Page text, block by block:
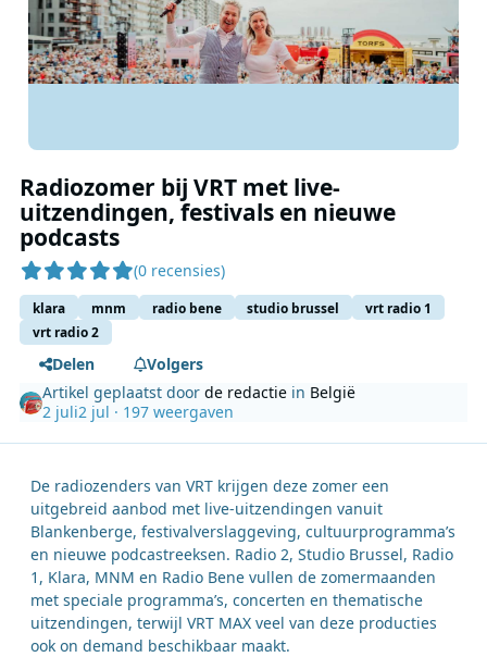
Radiozomer bij VRT met live-
uitzendingen, festivals en nieuwe
podcasts
(0 recensies)
klara mnm radio bene studio brussel
vrt radio 1
vrt radio 2
Delen
Volgers
Artikel geplaatst doorde redactie in België
2 juli2 jul · 197 weergaven
De radiozenders van VRT krijgen deze zomer een
uitgebreid aanbod met live-uitzendingen vanuit
Blankenberge, festivalverslaggeving, cultuurprogramma’s
en nieuwe podcastreeksen. Radio 2, Studio Brussel, Radio
1, Klara, MNM en Radio Bene vullen de zomermaanden
met speciale programma’s, concerten en thematische
uitzendingen, terwijl VRT MAX veel van deze producties
ook on demand beschikbaar maakt.